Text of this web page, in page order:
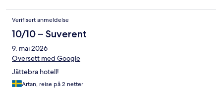
Verifisert anmeldelse
10/10 – Suverent
9. mai 2026
Oversett med Google
Jättebra hotell!
Artan, reise på 2 netter